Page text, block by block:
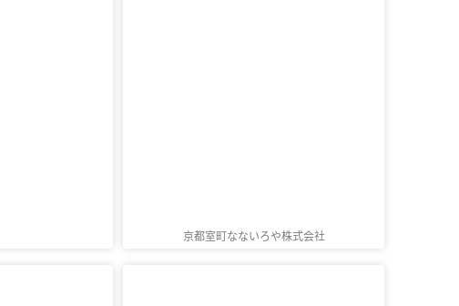
京都室町なないろや株式会社